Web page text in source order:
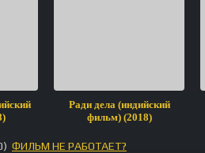
Ради дела (индийский
фильм) (2018)
) ФИЛЬМ НЕ РАБОТАЕТ?